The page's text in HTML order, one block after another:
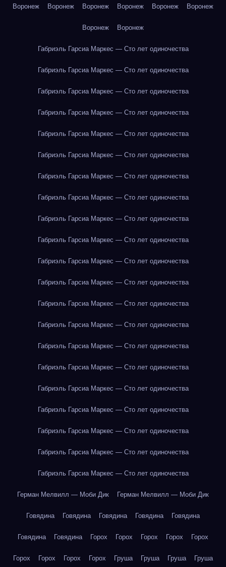
Воронеж Воронеж Воронеж Воронеж Воронеж Воронеж
Воронеж Воронеж
Габриэль Гарсиа Маркес — Сто лет одиночества
Габриэль Гарсиа Маркес — Сто лет одиночества
Габриэль Гарсиа Маркес — Сто лет одиночества
Габриэль Гарсиа Маркес — Сто лет одиночества
Габриэль Гарсиа Маркес — Сто лет одиночества
Габриэль Гарсиа Маркес — Сто лет одиночества
Габриэль Гарсиа Маркес — Сто лет одиночества
Габриэль Гарсиа Маркес — Сто лет одиночества
Габриэль Гарсиа Маркес — Сто лет одиночества
Габриэль Гарсиа Маркес — Сто лет одиночества
Габриэль Гарсиа Маркес — Сто лет одиночества
Габриэль Гарсиа Маркес — Сто лет одиночества
Габриэль Гарсиа Маркес — Сто лет одиночества
Габриэль Гарсиа Маркес — Сто лет одиночества
Габриэль Гарсиа Маркес — Сто лет одиночества
Габриэль Гарсиа Маркес — Сто лет одиночества
Габриэль Гарсиа Маркес — Сто лет одиночества
Габриэль Гарсиа Маркес — Сто лет одиночества
Габриэль Гарсиа Маркес — Сто лет одиночества
Габриэль Гарсиа Маркес — Сто лет одиночества
Габриэль Гарсиа Маркес — Сто лет одиночества
Герман Мелвилл — Моби Дик Герман Мелвилл — Моби Дик
Говядина Говядина Говядина Говядина Говядина
Говядина Говядина Горох Горох Горох Горох Горох
Горох Горох Горох Горох Груша Груша Груша Груша